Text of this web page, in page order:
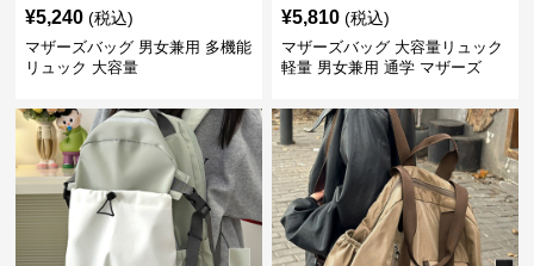
¥5,240 (税込)
マザーズバッグ 男女兼用 多機能
リュック 大容量
¥5,810 (税込)
マザーズバッグ 大容量リュック
軽量 男女兼用 通学 マザーズ